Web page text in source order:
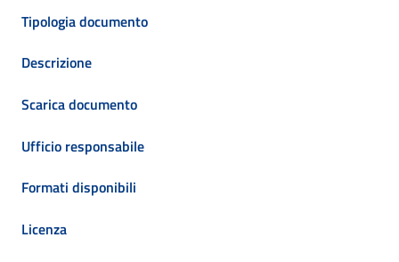
Tipologia documento
Descrizione
Scarica documento
Ufficio responsabile
Formati disponibili
Licenza